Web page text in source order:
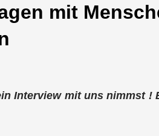
mit
Interview mit uns nimmst !